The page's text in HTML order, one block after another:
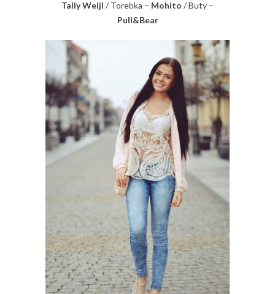
Tally Weijl / Torebka – Mohito / Buty –
Pull&Bear